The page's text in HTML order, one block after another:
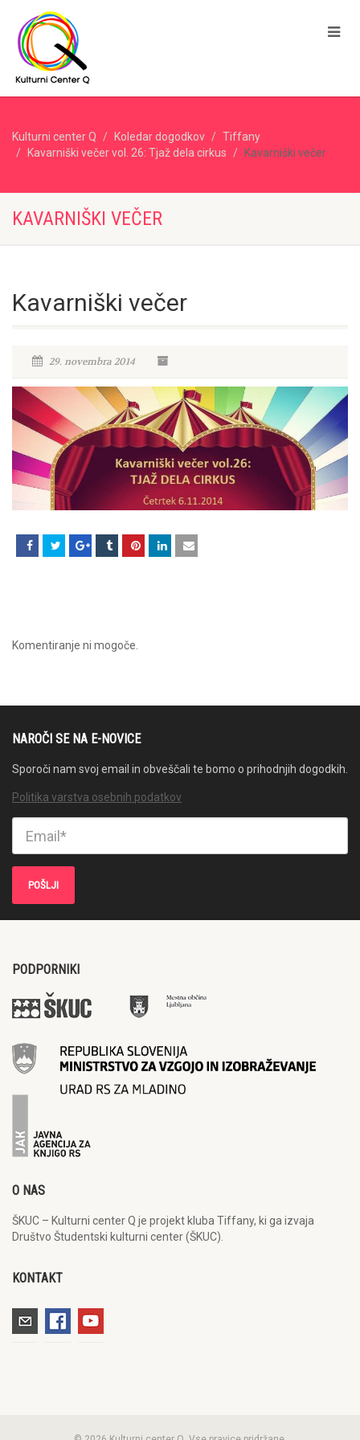
Kulturni center Q Koledar dogodkov
Tiffany
Kavarniški večer vol. 26: Tjaž dela cirkus
Kavarniški večer
KAVARNIŠKI VEČER
Kavarniški večer
29. novembra 2014
Komentiranje ni mogoče.
NAROČI SE NA E-NOVICE
Sporoči nam svoj email in obveščali te bomo o prihodnjih dogodkih.
Politika varstva osebnih podatkov
PODPORNIKI
O NAS
ŠKUC – Kulturni center Q je projekt kluba Tiffany, ki ga izvaja
Društvo Študentski kulturni center (ŠKUC).
KONTAKT